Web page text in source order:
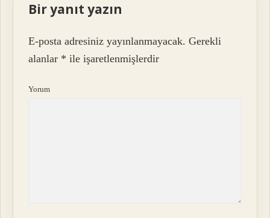
Bir yanıt yazın
E-posta adresiniz yayınlanmayacak. Gerekli
alanlar * ile işaretlenmişlerdir
Yorum